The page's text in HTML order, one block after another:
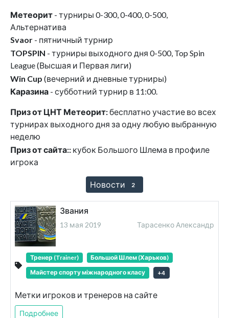
Метеорит - турниры 0-300, 0-400, 0-500,
Альтернатива
Svaor - пятничный турнир
TOPSPIN - турниры выходного дня 0-500, Top Spin
League (Высшая и Первая лиги)
Win Cup (вечерний и дневные турниры)
Каразина - субботний турнир в 11:00.
Приз от ЦНТ Метеорит:бесплатно участие во всех
турнирах выходного дня за одну любую выбранную
неделю
Приз от сайта:: кубок Большого Шлема в профиле
игрока
Новости 2
Звания
13 мая 2019 Тарасенко Александр
Тренер (Trainer)
Большой Шлем (Харьков)
Майстер спорту міжнародного класу
+4
Метки игроков и тренеров на сайте
Подробнее